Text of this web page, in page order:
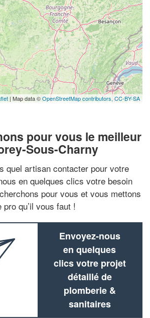
| Map data ©OpenStreetMap contributors,CC-BY-SA
pour vous le meilleur
Sous-Charny
quel artisan contacter pour votre
en quelques clics votre besoin
pour vous et vous mettons
qu’il vous faut !
Envoyez-nous
en quelques
clics votre projet
détaillé de
plomberie &
sanitaires